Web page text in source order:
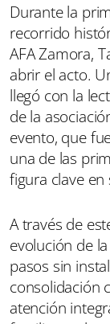
Durante la
recorrido
AFA Zamora,
abrir el acto.
llegó con la
de la
evento, que
una de las
figura clave
A través de
evolución de
pasos sin
consolidación
atención